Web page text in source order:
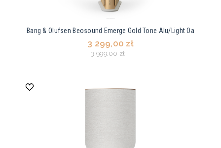
Bang & Olufsen Beosound Emerge Gold Tone Alu/Light Oa
3 299,00 zł
3 999,00 zł